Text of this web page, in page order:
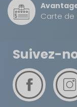
Carte de
Suivez-